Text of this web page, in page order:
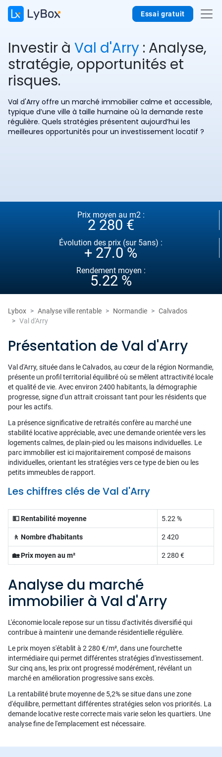
Essai gratuit
Investir à Val d'Arry : Analyse,
stratégie, opportunités et
risques.
Val d'Arry offre un marché immobilier calme et accessible,
typique d’une ville à taille humaine où la demande reste
régulière. Quels stratégies présentent aujourd’hui les
meilleures opportunités pour un investissement locatif ?
Prix moyen au m2 :
2 280 €
Évolution des prix (sur 5ans) :
+ 27.0 %
Rendement moyen :
5.22 %
Lybox Analyse ville rentable Normandie
Calvados
Val d'Arry
Présentation de Val d'Arry
Val d'Arry, située dans le Calvados, au cœur de la région Normandie,
présente un profil territorial équilibré où se mêlent attractivité locale
et qualité de vie. Avec environ 2400 habitants, la démographie
progresse, signe d'un attrait croissant tant pour les résidents que
pour les actifs.
La présence significative de retraités confère au marché une
stabilité locative appréciable, avec une demande orientée vers les
logements calmes, de plain-pied ou les maisons individuelles. Le
parc immobilier est ici majoritairement composé de maisons
individuelles, orientant les stratégies vers ce type de bien ou les
petits immeubles de rapport.
Les chiffres clés de Val d'Arry
💵 Rentabilité moyenne 5.22 %
🚶 Nombre d'habitants 2 420
🏡 Prix moyen au m² 2 280 €
Analyse du marché
immobilier à Val d'Arry
L'économie locale repose sur un tissu d'activités diversifié qui
contribue à maintenir une demande résidentielle régulière.
Le prix moyen s'établit à 2 280 €/m², dans une fourchette
intermédiaire qui permet différentes stratégies d'investissement.
Sur cinq ans, les prix ont progressé modérément, révélant un
marché en amélioration progressive sans excès.
La rentabilité brute moyenne de 5,2% se situe dans une zone
d'équilibre, permettant différentes stratégies selon vos priorités. La
demande locative reste correcte mais varie selon les quartiers. Une
analyse fine de l'emplacement est nécessaire.